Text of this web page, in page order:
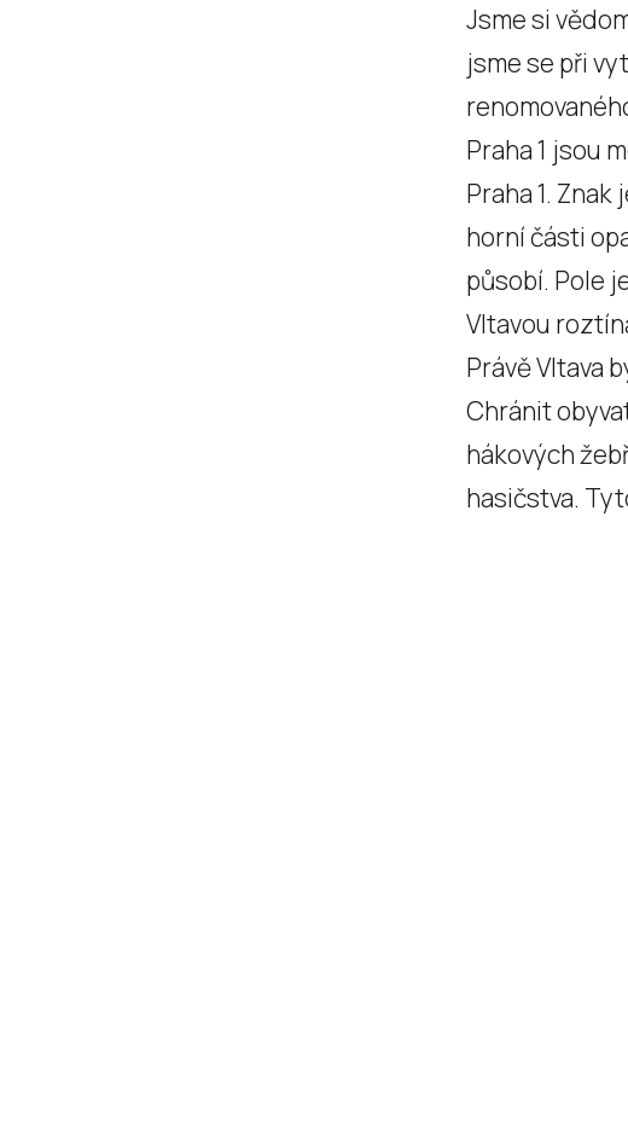
Jsme si
jsme se při
Praha 1 jsou
Praha 1.
horní části
působí. Pole
Vltavou
Právě Vltava
Chránit
hákových
hasičstva.